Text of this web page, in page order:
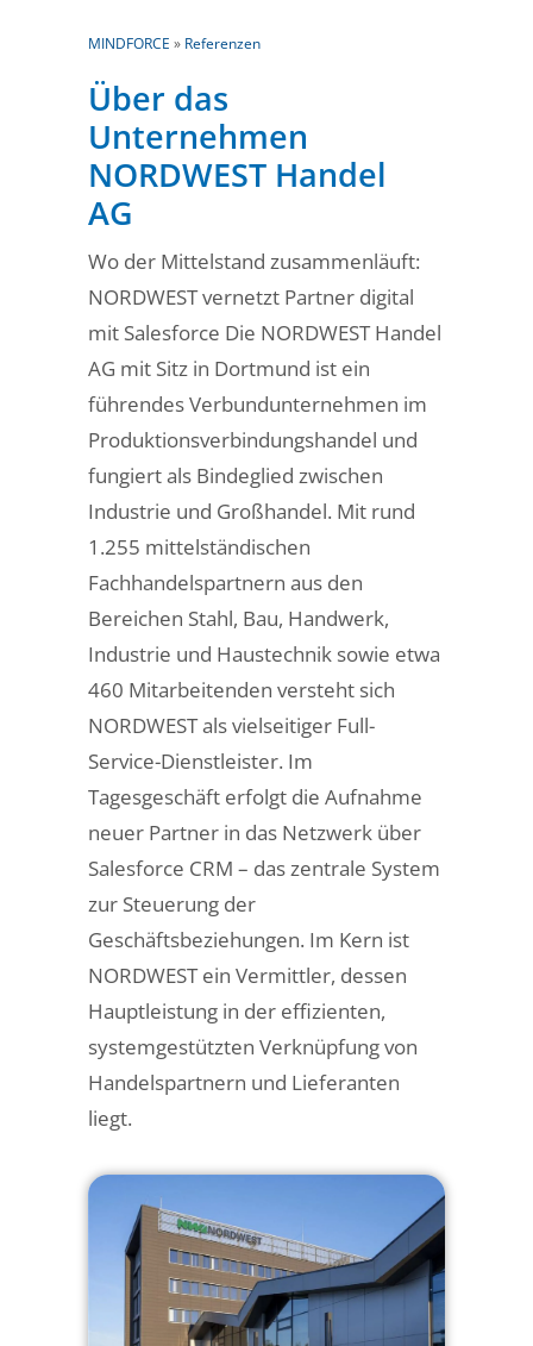
MINDFORCE » Referenzen
Über das
Unternehmen
NORDWEST Handel
AG
Wo der Mittelstand zusammenläuft:
NORDWEST vernetzt Partner digital
mit Salesforce Die NORDWEST Handel
AG mit Sitz in Dortmund ist ein
führendes Verbundunternehmen im
Produktionsverbindungshandel und
fungiert als Bindeglied zwischen
Industrie und Großhandel. Mit rund
1.255 mittelständischen
Fachhandelspartnern aus den
Bereichen Stahl, Bau, Handwerk,
Industrie und Haustechnik sowie etwa
460 Mitarbeitenden versteht sich
NORDWEST als vielseitiger Full-
Service-Dienstleister. Im
Tagesgeschäft erfolgt die Aufnahme
neuer Partner in das Netzwerk über
Salesforce CRM – das zentrale System
zur Steuerung der
Geschäftsbeziehungen. Im Kern ist
NORDWEST ein Vermittler, dessen
Hauptleistung in der effizienten,
systemgestützten Verknüpfung von
Handelspartnern und Lieferanten
liegt.